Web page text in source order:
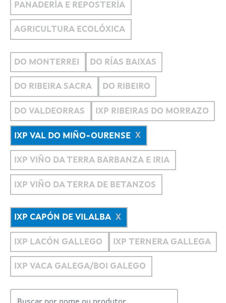
PANADERÍA E REPOSTERÍA
AGRICULTURA ECOLÓXICA
DO MONTERREI DO RÍAS BAIXAS
DO RIBEIRA SACRA DO RIBEIRO
DO VALDEORRAS IXP RIBEIRAS DO MORRAZO
IXP VAL DO MIÑO-OURENSE
IXP VIÑO DA TERRA BARBANZA E IRIA
IXP VIÑO DA TERRA DE BETANZOS
IXP CAPÓN DE VILALBA
IXP LACÓN GALLEGO IXP TERNERA GALLEGA
IXP VACA GALEGA/BOI GALEGO